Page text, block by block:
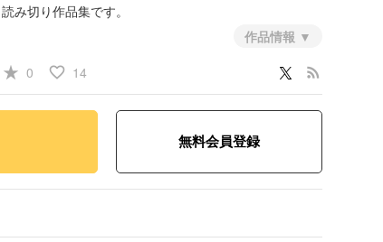
読み切り作品集です。
作品情報
star_rate 0 favorite_border 14 rss_feed
無料会員登録